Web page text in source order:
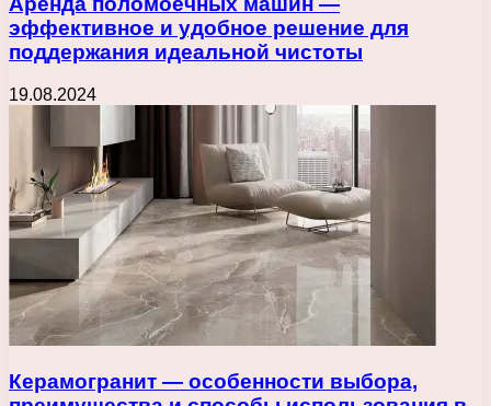
эффективное и удобное решение для
поддержания идеальной чистоты
19.08.2024
Керамогранит — особенности выбора,